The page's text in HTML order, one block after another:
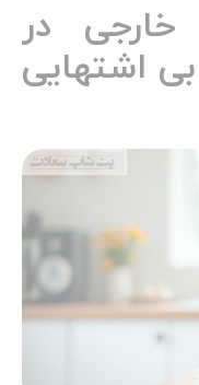
در
اشتهایی